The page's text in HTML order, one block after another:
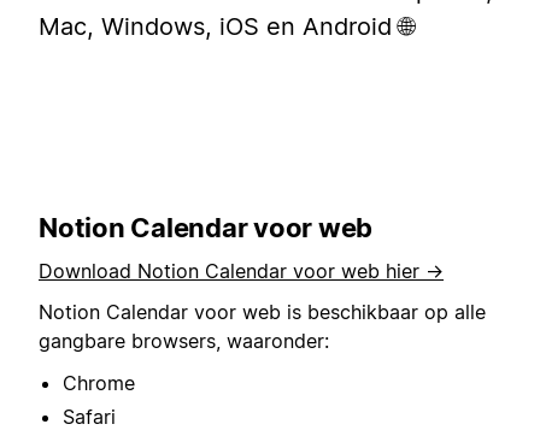
Mac, Windows, iOS en Android 🌐
Notion Calendar voor web
Download Notion Calendar voor web hier →
Notion Calendar voor web is beschikbaar op alle
gangbare browsers, waaronder:
Chrome
Safari